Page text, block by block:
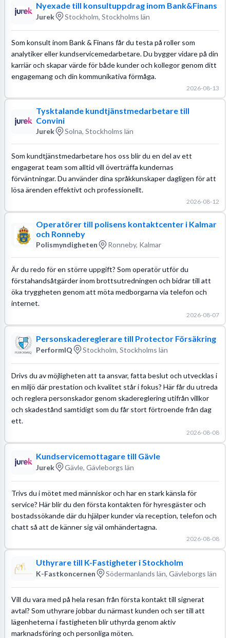
Nyexade till konsultuppdrag inom Bank&Finans
Jurek Stockholm, Stockholms län
Som konsult inom Bank & Finans får du testa på roller som
analytiker eller kundservicemedarbetare. Du bygger vidare på din
karriär och skapar värde för både kunder och kollegor genom ditt
engagemang och din kommunikativa förmåga.
2026-08-13
Tysktalande kundtjänstmedarbetare till
Convini
Jurek Solna, Stockholms län
Som kundtjänstmedarbetare hos oss blir du en del av ett
engagerat team som alltid vill överträffa kundernas
förväntningar. Du använder dina språkkunskaper dagligen för att
lösa ärenden effektivt och professionellt.
2026-08-12
Operatörer till polisens kontaktcenter i Kalmar
och Ronneby
Polismyndigheten Ronneby, Kalmar
Är du redo för en större uppgift? Som operatör utför du
förstahandsåtgärder inom brottsutredningen och bidrar till att
öka tryggheten genom att möta medborgarna via telefon och
internet.
2026-08-07
Personskadereglerare till Protector Försäkring
PerformIQ Stockholm, Stockholms län
Drivs du av möjligheten att ta ansvar, fatta beslut och utvecklas i
en miljö där prestation och kvalitet står i fokus? Här får du utreda
och reglera personskador genom skadereglering utifrån villkor
och skadestånd samtidigt som du får stort förtroende från dag
ett.
2026-08-08
Kundservicemottagare till Gävle
Jurek Gävle, Gävleborgs län
Trivs du i mötet med människor och har en stark känsla för
service? Här blir du den första kontakten för hyresgäster och
bostadssökande där du hjälper kunder via reception, telefon och
chatt så att de känner sig väl omhändertagna.
2026-08-08
Uthyrare till K-Fastigheter i Stockholm
K-Fastkoncernen Södermanlands län, Gävleborgs län
Vill du vara med på hela resan från första kontakt till signerat
avtal? Som uthyrare jobbar du närmast kunden och ser till att
lägenheterna i fastigheten blir uthyrda genom aktiv
marknadsföring och personliga möten.